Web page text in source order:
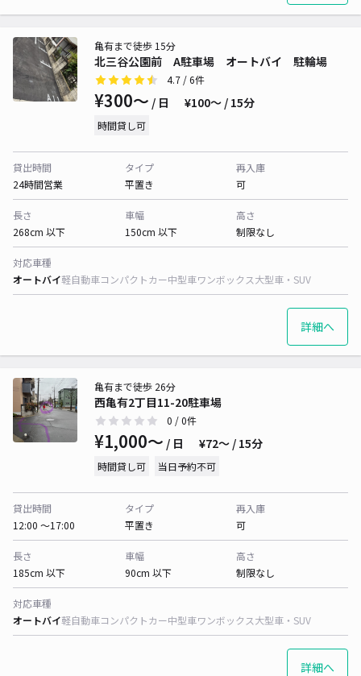
北三谷公園前 A駐車場 オートバイ 駐輪場
亀有まで徒歩 15分
4.7 / 6件
¥300〜 / 日 ¥100〜 / 15分
時間貸し可
貸出時間
24時間営業
タイプ
平置き
再入庫
可
長さ
268cm 以下
車幅
150cm 以下
高さ
制限なし
対応車種
オートバイ軽自動車コンパクトカー中型車ワンボックス大型車・SUV
詳細へ
西亀有2丁目11-20駐車場
亀有まで徒歩 26分
0 / 0件
¥1,000〜 / 日 ¥72〜 / 15分
時間貸し可 当日予約不可
貸出時間
12:00 〜17:00
タイプ
平置き
再入庫
可
長さ
185cm 以下
車幅
90cm 以下
高さ
制限なし
対応車種
オートバイ軽自動車コンパクトカー中型車ワンボックス大型車・SUV
詳細へ